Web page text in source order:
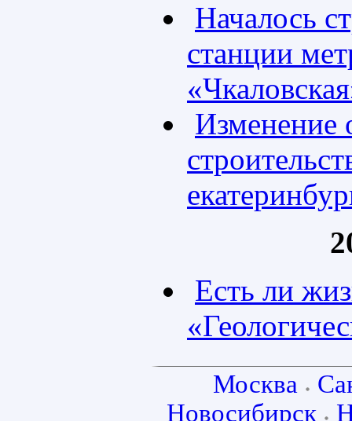
Началось
станции
Изменение
Есть ли
Москва
Новосибирск